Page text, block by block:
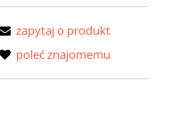
zapytaj o produkt
poleć znajomemu